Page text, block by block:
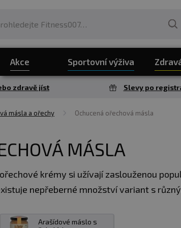
Akce Sportovní výživa
zdravě jíst Slevy po
másla a ořechy Ochucená ořechová másla
MÁSLA
krémy si užívají zaslouženou
nepřeberné množství variant s
Arašídové máslo s